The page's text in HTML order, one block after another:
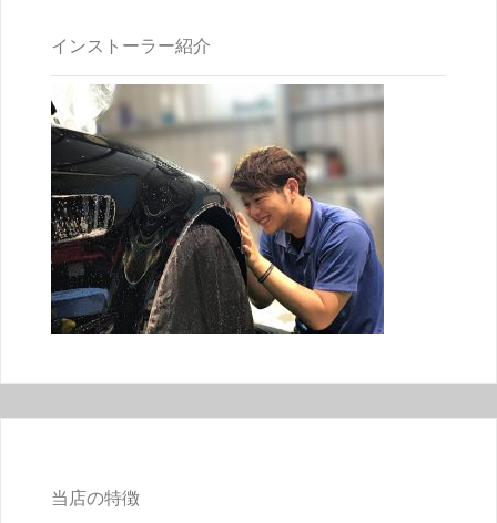
インストーラー紹介
当店の特徴